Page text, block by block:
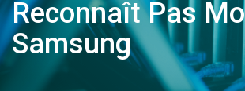
Reconnaît Pas
Samsung